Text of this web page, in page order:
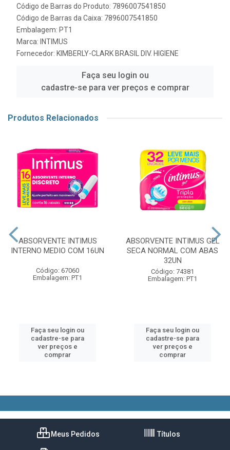
Código de Barras do Produto: 7896007541850
Código de Barras da Caixa: 7896007541850
Embalagem: PT1
Marca: INTIMUS
Fornecedor: KIMBERLY-CLARK BRASIL DIV. HIGIENE
Faça seu login ou
cadastre-se para ver preços e comprar
Produtos Relacionados
ABSORVENTE INTIMUS
INTERNO MEDIO COM 16UN
Código: 67060
Embalagem: PT1
Faça seu login ou
cadastre-se para
ver preços e
comprar
ABSORVENTE INTIMUS GEL
SECA NORMAL COM ABAS
32UN
Código: 74381
Embalagem: PT1
Faça seu login ou
cadastre-se para
ver preços e
comprar
Meus Pedidos Títulos